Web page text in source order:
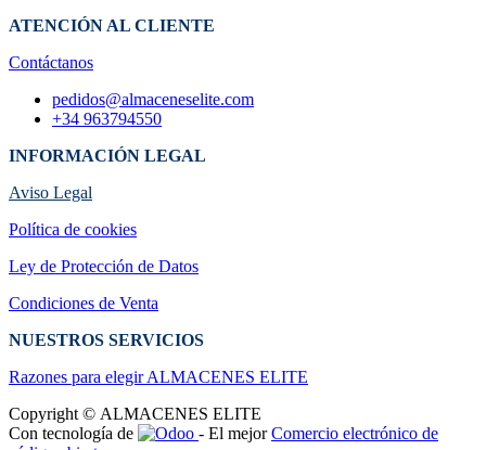
ATENCIÓN AL CLIENTE
Contáctanos
pedidos@almaceneselite.com
+34 963794550
INFORMACIÓN LEGAL
Aviso Legal
Política de cookies
Ley de Protección de Datos
Condiciones de Venta
NUESTROS SERVICIOS
Razones para elegir ALMACENES ELI​TE
Copyright © ALMACENES ELITE
Con tecnología de
- El mejorComercio electrónico de